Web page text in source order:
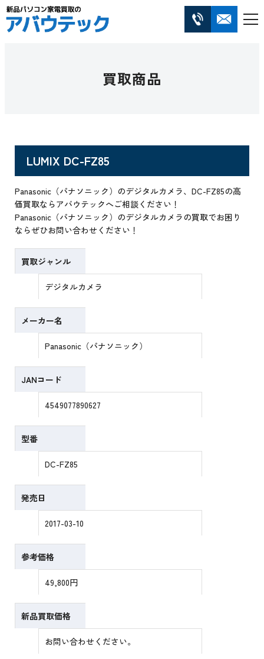
買取商品
LUMIX DC-FZ85
Panasonic（パナソニック）のデジタルカメラ、DC-FZ85の高
価買取ならアバウテックへご相談ください！
Panasonic（パナソニック）のデジタルカメラの買取でお困り
ならぜひお問い合わせください！
買取ジャンル
デジタルカメラ
メーカー名
Panasonic（パナソニック）
JANコード
4549077890627
型番
DC-FZ85
発売日
2017-03-10
参考価格
49,800円
新品買取価格
お問い合わせください。